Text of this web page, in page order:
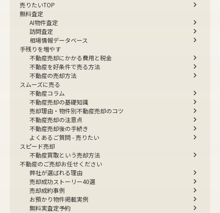
売りたいTOP
無料査定
AI物件査定
訪問査定
相場情報データベース
手残りを増やす
不動産売却にかかる費用と税金
不動産を好条件で売る方法
不動産の売却方法
スムーズに売る
不動産コラム
不動産売却の基礎知識
売却理由・物件別不動産売却のコツ
不動産売却の注意点
不動産売却後の手続き
よくあるご質問 - 売りたい
スピード売却
不動産買取という売却方法
不動産のご売却お任せください
弊社が選ばれる理由
売却成功ストーリー40選
売却成約事例
お預かり物件掲載実例
無料実査定予約